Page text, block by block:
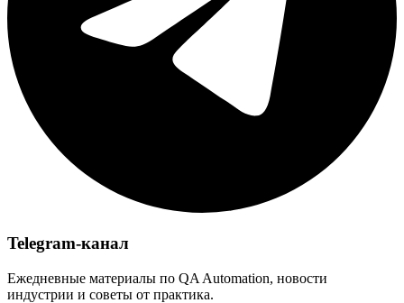
Telegram-канал
Ежедневные материалы по QA Automation, новости
индустрии и советы от практика.